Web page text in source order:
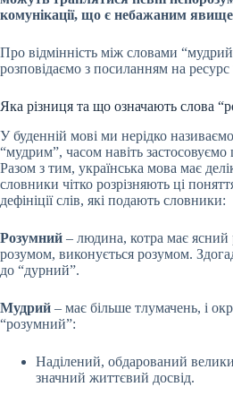
комунікації, що є небажаним
Про відмінність між словами
розповідаємо з посиланням на ресурс
Яка різниця та що означають слова
У буденній мові ми нерідко
“мудрим”, часом навіть застосовуємо
Разом з тим, українська мова має
словники чітко розрізняють ці
дефініції слів, які подають словники:
Розумний – людина, котра має ясний
розумом, виконується розумом.
до “дурний”.
Мудрий – має більше тлумачень, і
“розумний”:
Наділений, обдарований
значний життєвий досвід.